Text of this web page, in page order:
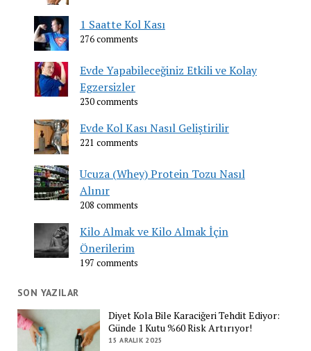
1 Saatte Kol Kası
276 comments
Evde Yapabileceğiniz Etkili ve Kolay
Egzersizler
230 comments
Evde Kol Kası Nasıl Geliştirilir
221 comments
Ucuza (Whey) Protein Tozu Nasıl
Alınır
208 comments
Kilo Almak ve Kilo Almak İçin
Önerilerim
197 comments
SON YAZILAR
Diyet Kola Bile Karaciğeri Tehdit Ediyor:
Günde 1 Kutu %60 Risk Artırıyor!
15 ARALIK 2025